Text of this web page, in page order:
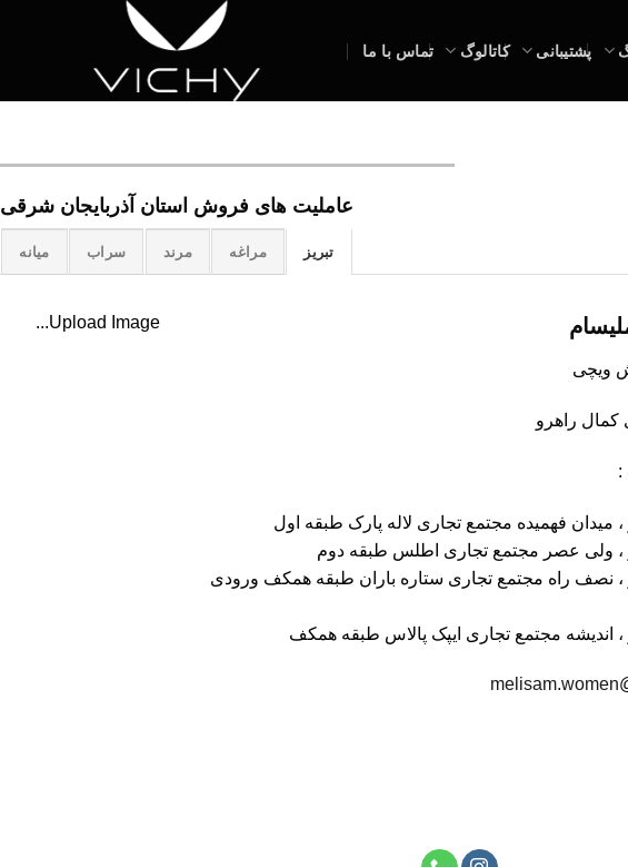
پشتیبانی کاتالوگ تماس با ما
عاملیت های فروش استان آذربایجان شرقی
تبریز مراغه مرند سراب میانه
ویچی
کمال راهرو
:
تبریز ، نصف راه مجتمع تجاری ستاره باران طبقه همکف ورودی
melisam.women
Upload Image...